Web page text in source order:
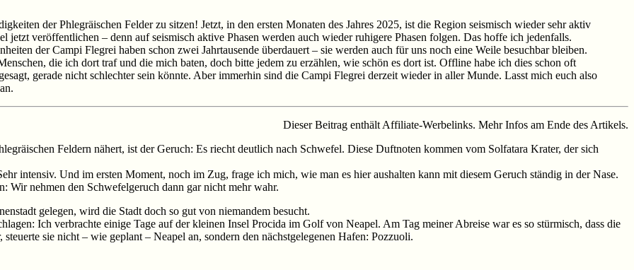
der Phlegräischen Felder zu sitzen! Jetzt, in den ersten Monaten des Jahres 2025, ist die Region seismisch wieder sehr aktiv
jetzt veröffentlichen – denn auf seismisch aktive Phasen werden auch wieder ruhigere Phasen folgen. Das hoffe ich jedenfalls.
der Campi Flegrei haben schon zwei Jahrtausende überdauert – sie werden auch für uns noch eine Weile besuchbar bleiben.
die ich dort traf und die mich baten, doch bitte jedem zu erzählen, wie schön es dort ist. Offline habe ich dies schon oft
gerade nicht schlechter sein könnte. Aber immerhin sind die Campi Flegrei derzeit wieder in aller Munde. Lasst mich euch also
Dieser Beitrag enthält Affiliate-Werbelinks. Mehr Infos am Ende des Artikels.
Feldern nähert, ist der Geruch: Es riecht deutlich nach Schwefel. Diese Duftnoten kommen vom Solfatara Krater, der sich
intensiv. Und im ersten Moment, noch im Zug, frage ich mich, wie man es hier aushalten kann mit diesem Geruch ständig in der Nase.
Wir nehmen den Schwefelgeruch dann gar nicht mehr wahr.
gelegen, wird die Stadt doch so gut von niemandem besucht.
Ich verbrachte einige Tage auf der kleinen Insel Procida im Golf von Neapel. Am Tag meiner Abreise war es so stürmisch, dass die
sie nicht – wie geplant – Neapel an, sondern den nächstgelegenen Hafen: Pozzuoli.